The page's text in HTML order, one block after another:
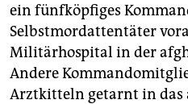
epaper login
ein fünfköpfiges
Selbstmordattentäter
Militärhospital in der
Andere
Arztkitteln getarnt in das